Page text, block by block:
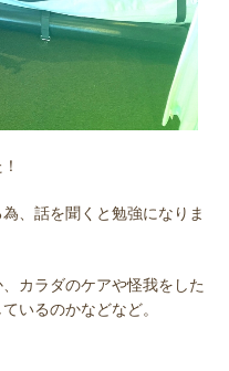
、話を聞くと勉強になりま
カラダのケアや怪我をした
いるのかなどなど。